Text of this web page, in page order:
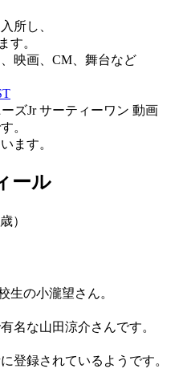
所し、
す。
映画、CM、舞台など
ズJr サーティーワン 動画
。
ます。
ール
）
生の小瀧望さん。
名な山田涼介さんです。
登録されているようです。